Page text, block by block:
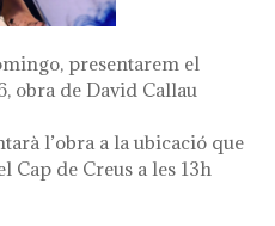
presentarem el
obra de David Callau
l’obra a la ubicació que
Cap de Creus a les 13h